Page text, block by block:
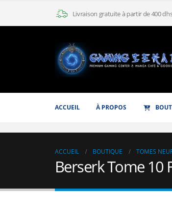
Livraison gratuite à partir de 400
ACCUEIL À PROPOS
ACCUEIL BOUTIQUE TOMES
Berserk Tome 10